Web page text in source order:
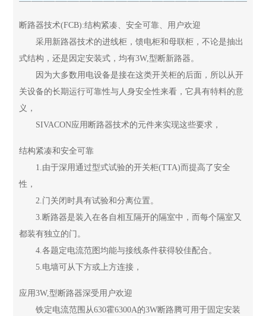
断路器技术(FCB):结构紧凑、安全可靠、用户欢迎
采用新路器技术的进线柜，馈电柜和母联柜，不论是抽出
式结构，还是因定安装式，均有3W,型断新路器。
因为大多数用电设备是接在这类开关柜的后面，所以从开
关设备的长期运行可靠性与人身安全性来看，它具有特料的意
义，
SIVACON应用断路器技术的元件来实现这些要求，
结构紧凑和安全可靠
1.由于深用通过型式试验的开关柜(TTA)而提高了安全
性，
2.门关闭时具有试验和分离位置。
3.断路器是装入在各自相互隔开的隔室中，而每个隔室又
都装有独立的门。
4.各题定电流范图均能与接线条件获得较佳配合。
5.电墙可从下方或上方连接，
应用3W,型断路器深受用户欢迎
铁定电流范围从630霍6300A的3W断路腾可用于固定安装